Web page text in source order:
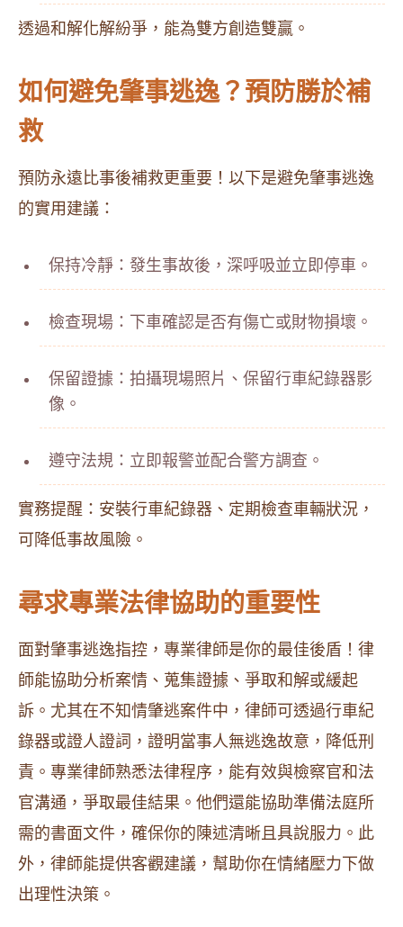
透過和解化解紛爭，能為雙方創造雙贏。
如何避免肇事逃逸？預防勝於補
救
預防永遠比事後補救更重要！以下是避免肇事逃逸
的實用建議：
保持冷靜：發生事故後，深呼吸並立即停車。
檢查現場：下車確認是否有傷亡或財物損壞。
保留證據：拍攝現場照片、保留行車紀錄器影
像。
遵守法規：立即報警並配合警方調查。
實務提醒：安裝行車紀錄器、定期檢查車輛狀況，
可降低事故風險。
尋求專業法律協助的重要性
面對肇事逃逸指控，專業律師是你的最佳後盾！律
師能協助分析案情、蒐集證據、爭取和解或緩起
訴。尤其在不知情肇逃案件中，律師可透過行車紀
錄器或證人證詞，證明當事人無逃逸故意，降低刑
責。專業律師熟悉法律程序，能有效與檢察官和法
官溝通，爭取最佳結果。他們還能協助準備法庭所
需的書面文件，確保你的陳述清晰且具說服力。此
外，律師能提供客觀建議，幫助你在情緒壓力下做
出理性決策。